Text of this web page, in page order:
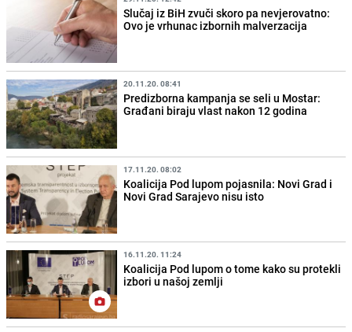
Slučaj iz BiH zvuči skoro pa nevjerovatno:
Ovo je vrhunac izbornih malverzacija
20.11.20. 08:41
Predizborna kampanja se seli u Mostar:
Građani biraju vlast nakon 12 godina
17.11.20. 08:02
Koalicija Pod lupom pojasnila: Novi Grad i
Novi Grad Sarajevo nisu isto
16.11.20. 11:24
Koalicija Pod lupom o tome kako su protekli
izbori u našoj zemlji